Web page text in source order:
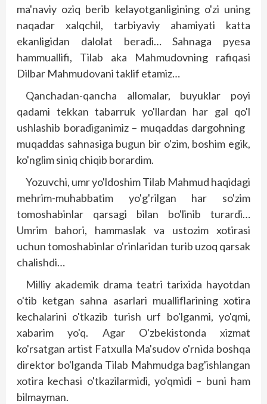
ma'naviy oziq berib kelayotganligining o'zi uning
naqadar xalqchil, tarbiyaviy ahamiyati katta
ekanligidan dalolat beradi… Sahnaga pyesa
hammuallifi, Tilab aka Mahmudovning rafiqasi
Dilbar Mahmudovani taklif etamiz…
Qanchadan-qancha allomalar, buyuklar poyi
qadami tekkan tabarruk yo'llardan har gal qo'l
ushlashib boradiganimiz – muqaddas dargohning
muqaddas sahnasiga bugun bir o'zim, boshim egik,
ko'ng­lim siniq chiqib borardim.
Yozuvchi, umr yo'ldoshim Tilab Mahmud haqidagi
mehrim-muhab­batim yo'g'rilgan har so'zim
tomoshabinlar qarsagi bilan bo'linib turardi…
Umrim bahori, hammaslak va ustozim xotirasi
uchun tomoshabinlar o'rinlaridan turib uzoq qarsak
chalishdi…
Milliy akademik drama teat­ri tarixida hayotdan
o'tib ketgan sahna asarlari mualliflarining xotira
kechalarini o'tkazib turish urf bo'lganmi, yo'qmi,
xabarim yo'q. Agar O'zbekistonda xizmat
ko'rsatgan artist Fatxulla Ma'sudov o'rnida boshqa
direktor bo'lganda Tilab Mahmudga bag'ishlangan
xotira kechasi o'tkazilarmidi, yo'qmidi – buni ham
bilmayman.